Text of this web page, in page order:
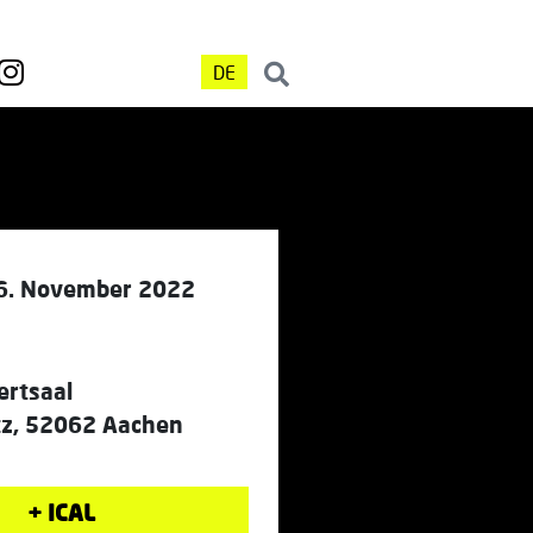
DE
November 2022
52062 Aachen
+ ICAL